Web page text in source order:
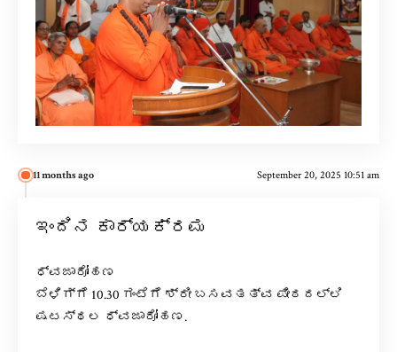
11 months ago September 20, 2025 10:51 am
ಇಂದಿನ ಕಾರ್ಯಕ್ರಮ
ಧ್ವಜಾರೋಹಣ
ಬೆಳಿಗ್ಗೆ 10.30 ಗಂಟೆಗೆ ಶ್ರೀ ಬಸವತತ್ವ ಪೀಠದಲ್ಲಿ
ಷಟಸ್ಥಲ ಧ್ವಜಾರೋಹಣ.